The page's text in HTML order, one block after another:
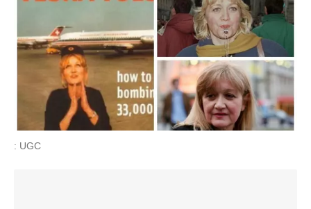
: UGC